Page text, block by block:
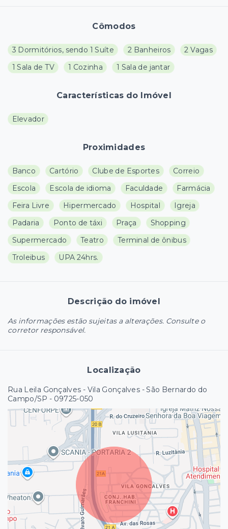
Cômodos
3 Dormitórios, sendo 1 Suíte 2 Banheiros
2 Vagas
1 Sala de TV
1 Cozinha 1 Sala de jantar
Características do Imóvel
Elevador
Proximidades
Banco Cartório Clube de Esportes
Correio
Escola
Escola de idioma Faculdade
Farmácia
Feira Livre
Hipermercado Hospital
Igreja
Padaria
Ponto de táxi Praça
Shopping
Supermercado
Teatro
Terminal de ônibus
Troleibus
UPA 24hrs.
Descrição do imóvel
As informações estão sujeitas a alterações. Consulte o
corretor responsável.
Localização
Rua Leila Gonçalves - Vila Gonçalves - São Bernardo do
Campo/SP - 09725-050